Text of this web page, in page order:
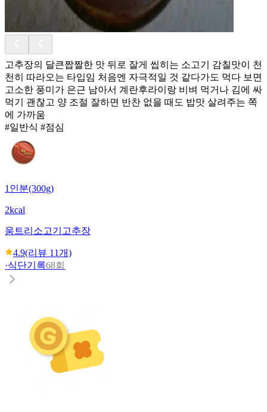
고추장의 달큰짭짤한 맛 뒤로 잘게 씹히는 소고기 감칠맛이 천
천히 따라오는 타입임 처음엔 자극적일 것 같다가도 먹다 보면
고소한 풍미가 은근 남아서 계란후라이랑 비벼 먹거나 김에 싸
먹기 괜찮고 양 조절 잘하면 반찬 없을 때도 밥맛 살려주는 쪽
에 가까움
#일반식 #점심
1인분(300g)
2kcal
움트리 소고기고추장
4.9(리뷰 11개)
·식단기록68회